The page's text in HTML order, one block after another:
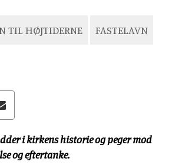
TIL HØJTIDERNE FASTELAVN
i kirkens historie og peger mod
og eftertanke.